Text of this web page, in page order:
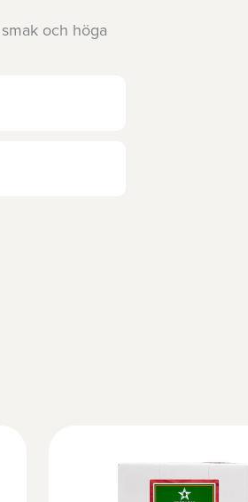
och höga